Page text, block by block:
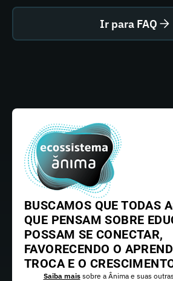
Ir para FAQ
BUSCAMOS QUE TODAS
QUE PENSAM SOBRE
POSSAM SE CONECTAR,
FAVORECENDO O
TROCA E O
Saiba maissobre a Ânima e suas